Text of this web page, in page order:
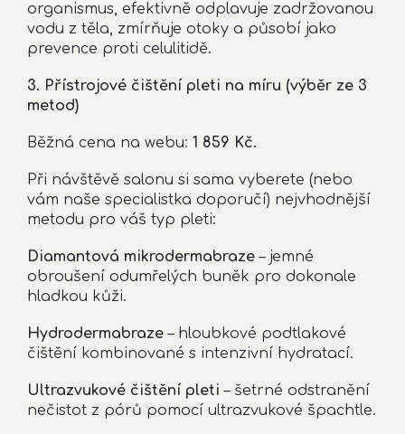
organismus, efektivně odplavuje zadržovanou
vodu z těla, zmírňuje otoky a působí jako
prevence proti celulitidě.
3. Přístrojové čištění pleti na míru (výběr ze 3
metod)
Běžná cena na webu: 1 859 Kč.
Při návštěvě salonu si sama vyberete (nebo
vám naše specialistka doporučí) nejvhodnější
metodu pro váš typ pleti:
Diamantová mikrodermabraze – jemné
obroušení odumřelých buněk pro dokonale
hladkou kůži.
Hydrodermabraze – hloubkové podtlakové
čištění kombinované s intenzivní hydratací.
Ultrazvukové čištění pleti – šetrné odstranění
nečistot z pórů pomocí ultrazvukové špachtle.